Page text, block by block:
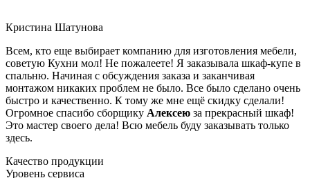
Кристина Шатунова
Всем, кто еще выбирает компанию для изготовления мебели,
советую Кухни мол! Не пожалеете! Я заказывала шкаф-купе в
спальню. Начиная с обсуждения заказа и заканчивая
монтажом никаких проблем не было. Все было сделано очень
быстро и качественно. К тому же мне ещё скидку сделали!
Огромное спасибо сборщику Алексею за прекрасный шкаф!
Это мастер своего дела! Всю мебель буду заказывать только
здесь.
Качество продукции
Уровень сервиса